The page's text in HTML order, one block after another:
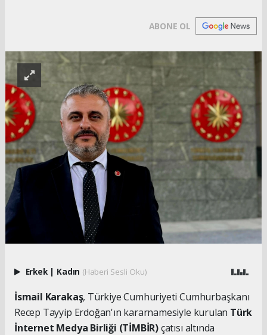
ABONE OL
Erkek | Kadın (Haberi Sesli Oku)
İsmail Karakaş, Türkiye Cumhuriyeti Cumhurbaşkanı
Recep Tayyip Erdoğan'ın kararnamesiyle kurulan Türk
İnternet Medya Birliği (TİMBİR)çatısı altında